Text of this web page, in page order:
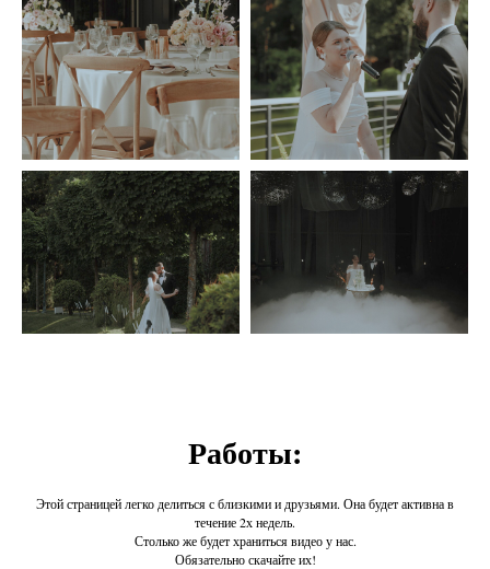
Работы:
Этой страницей легко делиться с близкими и друзьями. Она будет активна в
течение 2х недель.
Столько же будет храниться видео у нас.
Обязательно скачайте их!